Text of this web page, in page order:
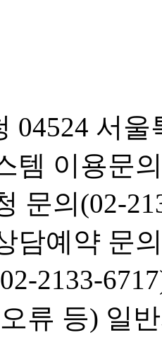
04524 서
템 이용문
문의(02-
담예약 문
2133-
류 등) 일